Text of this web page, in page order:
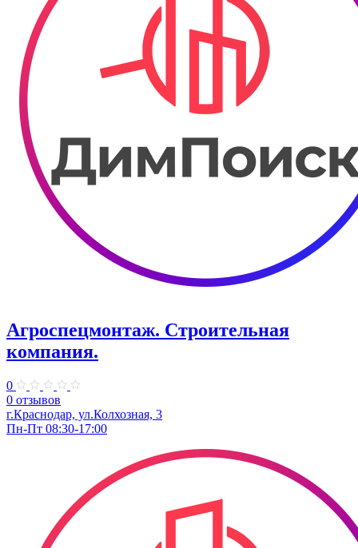
Агроспецмонтаж. Строительная
компания.
0
0 отзывов
г.Краснодар, ул.Колхозная, 3
Пн-Пт 08:30-17:00